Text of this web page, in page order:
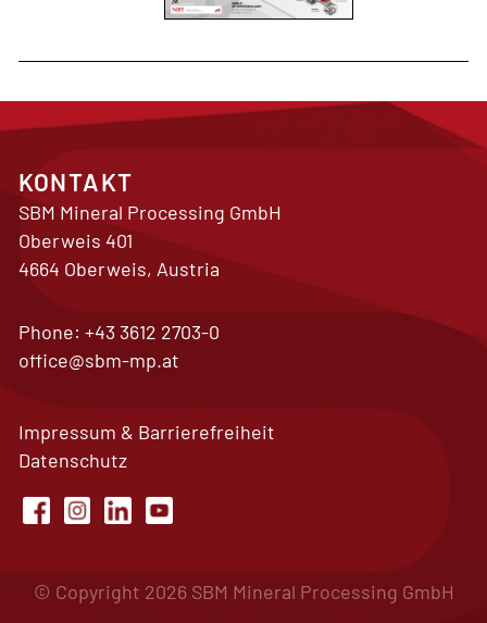
KONTAKT
SBM Mineral Processing GmbH
Oberweis 401
4664 Oberweis, Austria
Phone: +43 3612 2703-0
office@sbm-mp.at
Impressum & Barrierefreiheit
Datenschutz
© Copyright 2026 SBM Mineral Processing GmbH